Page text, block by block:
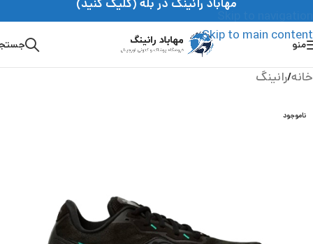
Skip to main content
مهاباد رانینگ در بله (کلیک کنید)
منو
خانه/رانینگ
ناموجود